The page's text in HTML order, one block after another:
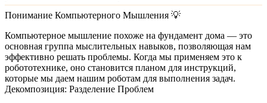
Понимание Компьютерного Мышления 💡
Компьютерное мышление похоже на фундамент дома — это
основная группа мыслительных навыков, позволяющая нам
эффективно решать проблемы. Когда мы применяем это к
робототехнике, оно становится планом для инструкций,
которые мы даем нашим роботам для выполнения задач.
Декомпозиция: Разделение Проблем